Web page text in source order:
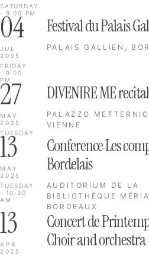
SATURDAY
· 9:00 PM
04
JUL
2025
FRIDAY
· 9:00
PM
Festival du Palais
PALAIS GALLIEN,
27
MAY
2025
TUESDAY
DIVENIRE ME recital
PALAZZO
VIENNE
13
MAY
2025
TUESDAY
· 10:30
AM
Conference Les
Bordelais
AUDITORIUM DE LA
BIBLIOTHÈQUE
BORDEAUX
13
APR
2025
Concert de
Choir and orchestra